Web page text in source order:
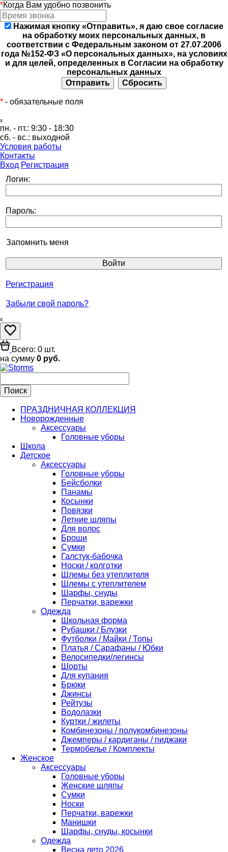
*Когда Вам удобно позвонить
Нажимая кнопку «Отправить», я даю свое согласие
на обработку моих персональных данных, в
соответствии с Федеральным законом от 27.07.2006
года №152-ФЗ «О персональных данных», на условиях
и для целей, определенных в Согласии на обработку
персональных данных
* - обязательные поля
ₓ
пн. - пт.: 9:30 - 18:30
сб. - вс.: выходной
Условия работы
Контакты
Вход Регистрация
Логин:
Пароль:
Запомнить меня
Регистрация
Забыли свой пароль?
ₓ
Всего: 0 шт.
на сумму 0 руб.
ПРАЗДНИЧНАЯ КОЛЛЕКЦИЯ
Новорожденные
Аксессуары
Головные уборы
Школа
Детское
Аксессуары
Головные уборы
Бейсболки
Панамы
Косынки
Повязки
Летние шляпы
Для волос
Броши
Сумки
Галстук-бабочка
Носки / колготки
Шлемы без утеплителя
Шлемы с утеплителем
Шарфы, снуды
Перчатки, варежки
Одежда
Школьная форма
Рубашки / Блузки
Футболки / Майки / Топы
Платья / Сарафаны / Юбки
Велосипедки/легинсы
Шорты
Для купания
Брюки
Джинсы
Рейтузы
Водолазки
Куртки / жилеты
Комбинезоны / полукомбинезоны
Джемперы / кардиганы / пиджаки
Термобелье / Комплекты
Женское
Аксессуары
Головные уборы
Женские шляпы
Сумки
Носки
Перчатки, варежки
Манишки
Шарфы, снуды, косынки
Одежда
Весна лето 2026